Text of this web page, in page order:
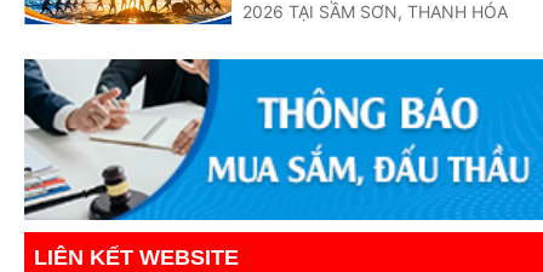
2026 TẠI SẦM SƠN, THANH HÓA
LIÊN KẾT WEBSITE